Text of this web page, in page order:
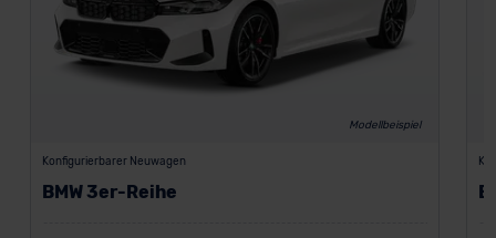
Modellbeispiel
Konfigurierbarer Neuwagen
BMW 3er-Reihe